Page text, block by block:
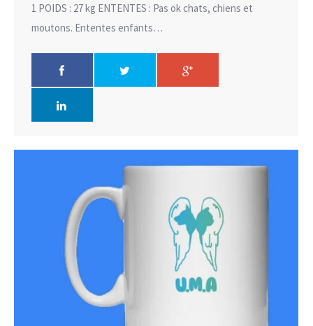
1 POIDS : 27 kg ENTENTES : Pas ok chats, chiens et
moutons. Ententes enfants…